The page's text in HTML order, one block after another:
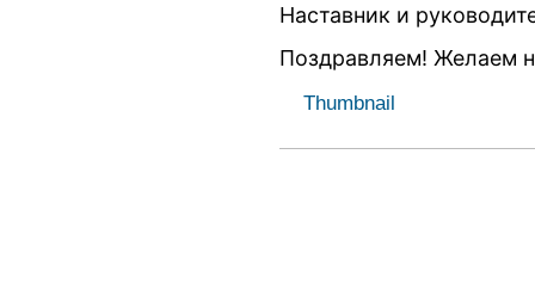
Наставник и
Поздравляем! Желаем
Thumbnail